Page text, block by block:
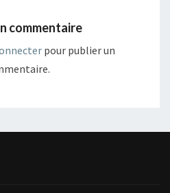
commentaire
pour publier un